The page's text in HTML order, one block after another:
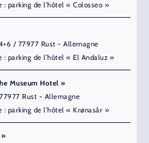
: parking de l’hôtel « Colosseo »
/ 77977 Rust - Allemagne
: parking de l’hôtel « El Andaluz »
Museum Hotel »
Rust - Allemagne
: parking de l’hôtel « Krønasår »
»